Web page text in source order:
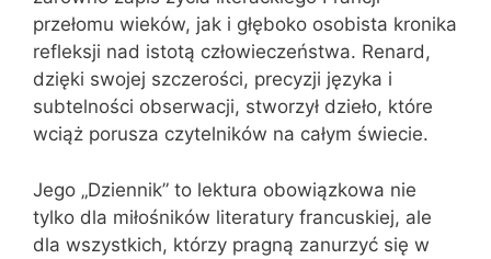
przełomu wieków, jak i głęboko osobista kronika
refleksji nad istotą człowieczeństwa. Renard,
dzięki swojej szczerości, precyzji języka i
subtelności obserwacji, stworzył dzieło, które
wciąż porusza czytelników na całym świecie.
Jego „Dziennik” to lektura obowiązkowa nie
tylko dla miłośników literatury francuskiej, ale
dla wszystkich, którzy pragną zanurzyć się w